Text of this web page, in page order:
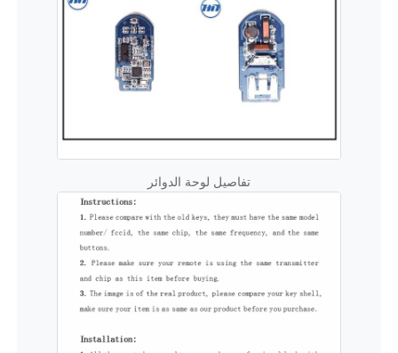
جولة في المعمل
جميع القضايا
تفاصيل لوحة الدوائر